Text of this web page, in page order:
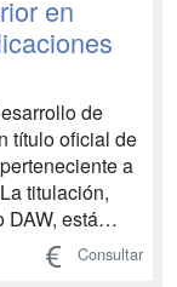
objetivo de
en
de
título oficial de
a
titulación,
está
de
por
Consultar